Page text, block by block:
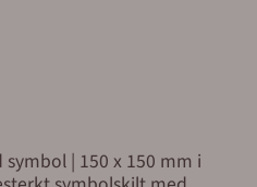
| 150 x 150 mm i